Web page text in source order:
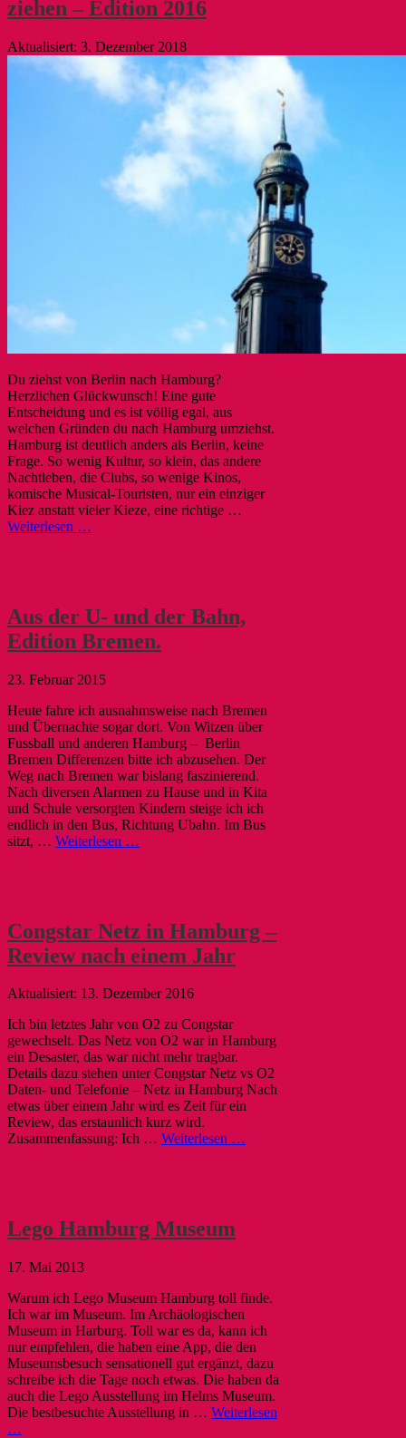
ziehen – Edition 2016
3. Dezember 2018
Du ziehst von Berlin nach Hamburg?
Herzlichen Glückwunsch! Eine gute
Entscheidung und es ist völlig egal, aus
welchen Gründen du nach Hamburg umziehst.
Hamburg ist deutlich anders als Berlin, keine
Frage. So wenig Kultur, so klein, das andere
Nachtleben, die Clubs, so wenige Kinos,
komische Musical-Touristen, nur ein einziger
Kiez anstatt vieler Kieze, eine richtige …
Weiterlesen …
Aus der U- und der Bahn,
Edition Bremen.
23. Februar 2015
Heute fahre ich ausnahmsweise nach Bremen
und Übernachte sogar dort. Von Witzen über
Fussball und anderen Hamburg – Berlin
Bremen Differenzen bitte ich abzusehen. Der
Weg nach Bremen war bislang faszinierend.
Nach diversen Alarmen zu Hause und in Kita
und Schule versorgten Kindern steige ich ich
endlich in den Bus, Richtung Ubahn. Im Bus
sitzt, … Weiterlesen …
Congstar Netz in Hamburg –
Review nach einem Jahr
13. Dezember 2016
Ich bin letztes Jahr von O2 zu Congstar
gewechselt. Das Netz von O2 war in Hamburg
ein Desaster, das war nicht mehr tragbar.
Details dazu stehen unter Congstar Netz vs O2
Daten- und Telefonie – Netz in Hamburg Nach
etwas über einem Jahr wird es Zeit für ein
Review, das erstaunlich kurz wird.
Zusammenfassung: Ich … Weiterlesen …
Lego Hamburg Museum
17. Mai 2013
Warum ich Lego Museum Hamburg toll finde.
Ich war im Museum. Im Archäologischen
Museum in Harburg. Toll war es da, kann ich
nur empfehlen, die haben eine App, die den
Museumsbesuch sensationell gut ergänzt, dazu
schreibe ich die Tage noch etwas. Die haben da
auch die Lego Ausstellung im Helms Museum.
Die bestbesuchte Ausstellung in … Weiterlesen
…